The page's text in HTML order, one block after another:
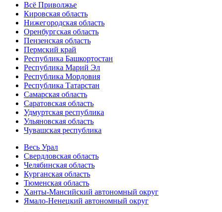
Всё Приволжье
Кировская область
Нижегородская область
Оренбургская область
Пензенская область
Пермский край
Республика Башкортостан
Республика Марий Эл
Республика Мордовия
Республика Татарстан
Самарская область
Саратовская область
Удмуртская республика
Ульяновская область
Чувашская республика
Весь Урал
Свердловская область
Челябинская область
Курганская область
Тюменская область
Ханты-Мансийский автономный округ
Ямало-Ненецкий автономный округ